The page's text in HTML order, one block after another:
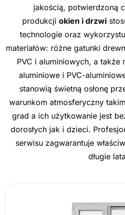
jakością, potwierdzoną
produkcji okien i drzwi
technologie oraz
materiałów: różne gatunki
PVC i aluminiowych, a także
aluminiowe i PVC-
stanowią świetną osłonę
warunkom atmosferyczny
grad a ich użytkowanie jest
dorosłych jak i dzieci.
serwisu zagwarantuje
długie